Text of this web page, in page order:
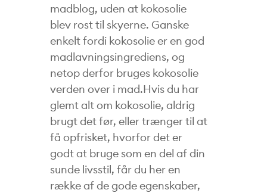
madblog, uden at kokosolie
blev rost til skyerne. Ganske
enkelt fordi kokosolie er en god
madlavningsingrediens, og
netop derfor bruges kokosolie
verden over i mad.Hvis du har
glemt alt om kokosolie, aldrig
brugt det før, eller trænger til at
få opfrisket, hvorfor det er
godt at bruge som en del af din
sunde livsstil, får du her en
række af de gode egenskaber,